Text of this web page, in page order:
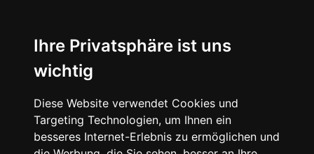
Ihre Privatsphäre ist uns
wichtig
Diese Website verwendet Cookies und
Targeting Technologien, um Ihnen ein
besseres Internet-Erlebnis zu ermöglichen und